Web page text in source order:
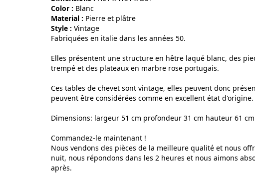
Color :
blanc
Material :
pierre et plâtre
Style :
vintage
Fabriquées en italie dans les années 50.
Elles présentent une structure en hêtre laqué blanc, des
trempé et des plateaux en marbre rose portugais.
Ces tables de chevet sont vintage, elles peuvent donc
peuvent être considérées comme en excellent état d'origine.
Dimensions: largeur 51 cm profondeur 31 cm hauteur 61
Commandez-le maintenant !
Nous vendons des pièces de la meilleure qualité et nous
nuit, nous répondons dans les 2 heures et nous aimons
après.